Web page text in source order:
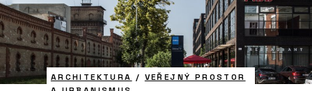
ARCHITEKTURA / VEŘEJNÝ PROSTOR